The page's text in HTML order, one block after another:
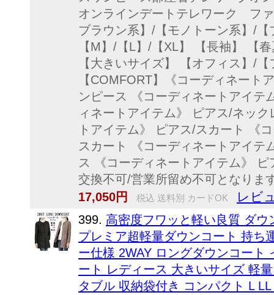
オンラインデートテレワーク フ
ブラウン系】/【モノトーン系】/
【M】/【L】/【XL】 【長袖】 【
【大きいサイズ】 【オフィス】/
【COMFORT】《コーディネート
ンピース 《コーディネートアイテ
ィネートアイテム》 ピアス/ネッ
トアイテム》 ピアス/スカート 《
スカート 《コーディネートアイテ
ス 《コーディネートアイテム》
交換不可/営業所留め不可となりま
17,050円
税込 送料別 カードOK レビ
399. 高密度フワッと軽い良質 ダ
プレミア超軽量ダウンコート 持ち
ー仕様 2WAY ロングダウンコート
ート レディース 大きいサイズ 軽
タブル 収納袋付き コンパクト L